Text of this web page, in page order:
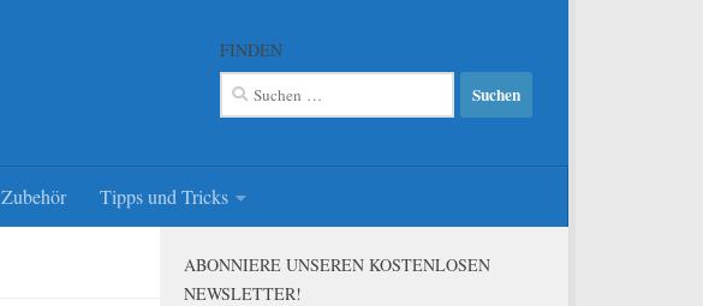
FINDEN
Suchen
nach:
Zubehör Tipps und Tricks
ABONNIERE UNSEREN KOSTENLOSEN
NEWSLETTER!